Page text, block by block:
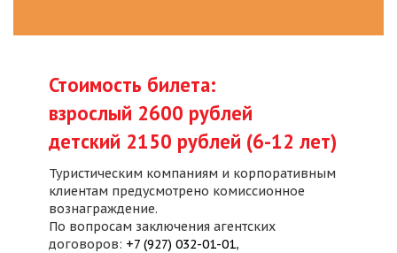
Стоимость билета:
взрослый 2600 рублей
детский 2150 рублей (6-12 лет)
Туристическим компаниям и корпоративным
клиентам предусмотрено комиссионное
вознаграждение.
По вопросам заключения агентских
договоров: +7 (927) 032-01-01,